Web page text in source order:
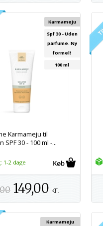
Karmameju til
SPF 30 - 100 ml -...
Karmameju
Spf 30 - Uden
parfume. Ny
formel!
100 ml
1-2 dage
149,00 kr.
Karmameju